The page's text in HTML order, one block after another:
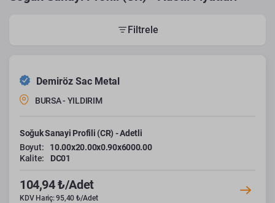
Filtrele
Demiröz Sac Metal
BURSA - YILDIRIM
Soğuk Sanayi Profili (CR) - Adetli
Boyut:
10.00x20.00x0.90x6000.00
Kalite:
DC01
104,94 ₺/Adet
KDV Hariç: 95,40 ₺/Adet